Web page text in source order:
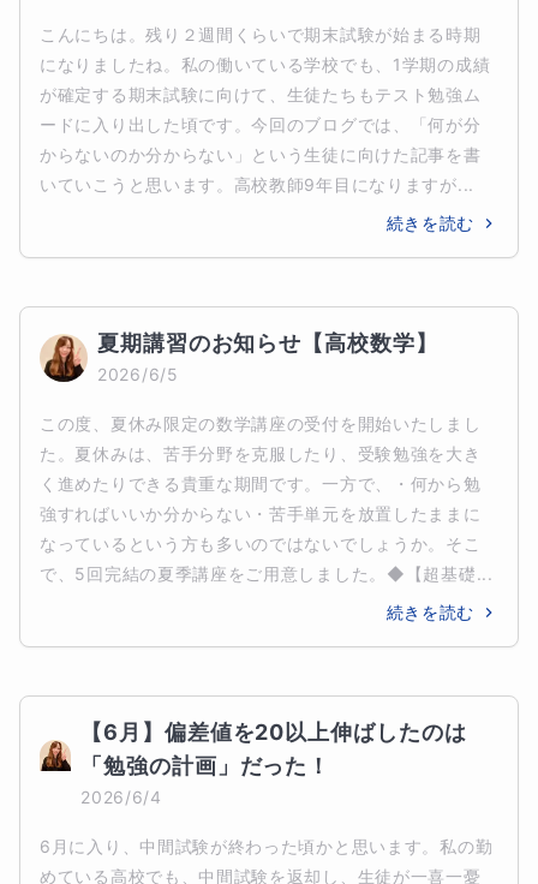
こんにちは。残り２週間くらいで期末試験が始まる時期
になりましたね。私の働いている学校でも、1学期の成績
が確定する期末試験に向けて、生徒たちもテスト勉強ム
ードに入り出した頃です。今回のブログでは、「何が分
からないのか分からない」という生徒に向けた記事を書
いていこうと思います。高校教師9年目になりますが...
続きを読む
夏期講習のお知らせ【高校数学】
2026/6/5
この度、夏休み限定の数学講座の受付を開始いたしまし
た。夏休みは、苦手分野を克服したり、受験勉強を大き
く進めたりできる貴重な期間です。一方で、・何から勉
強すればいいか分からない・苦手単元を放置したままに
なっているという方も多いのではないでしょうか。そこ
で、5回完結の夏季講座をご用意しました。◆【超基礎...
続きを読む
【6月】偏差値を20以上伸ばしたのは
「勉強の計画」だった！
2026/6/4
6月に入り、中間試験が終わった頃かと思います。私の勤
めている高校でも、中間試験を返却し、生徒が一喜一憂